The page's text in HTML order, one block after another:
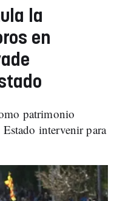
la
en
patrimonio
intervenir para